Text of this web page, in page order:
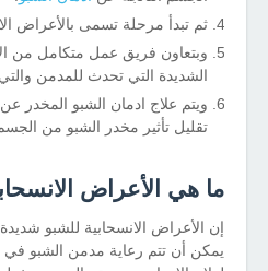
ثم تبدأ مرحلة تسمى بالأعراض
وبتعاون فريق عمل متكامل من
الشديدة التي تحدث للمدمن
ويتم علاج ادمان الشبو المخدر
تقليل تأثير مخدر الشبو من
ما هي الأعراض
إن الأعراض الانسحابية للشبو
يمكن أن تتم رعاية مدمن الشبو في